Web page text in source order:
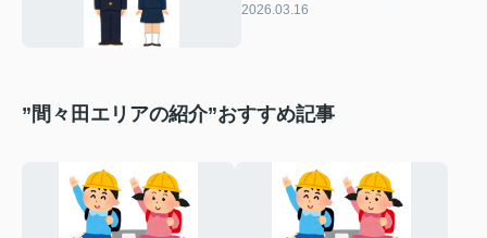
2026.03.16
”間々田エリアの紹介”おすすめ記事